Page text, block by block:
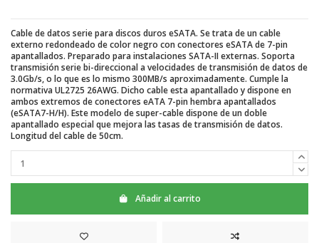
Cable de datos serie para discos duros eSATA. Se trata de un cable
externo redondeado de color negro con conectores eSATA de 7-pin
apantallados. Preparado para instalaciones SATA-II externas. Soporta
transmisión serie bi-direccional a velocidades de transmisión de datos de
3.0Gb/s, o lo que es lo mismo 300MB/s aproximadamente. Cumple la
normativa UL2725 26AWG. Dicho cable esta apantallado y dispone en
ambos extremos de conectores eATA 7-pin hembra apantallados
(eSATA7-H/H). Este modelo de super-cable dispone de un doble
apantallado especial que mejora las tasas de transmisión de datos.
Longitud del cable de 50cm.
Añadir al carrito